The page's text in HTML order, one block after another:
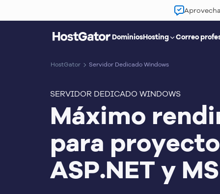
DominiosHosting Correo
HostGator Servidor Dedicado Windows
SERVIDOR DEDICADO WINDOWS
Máximo
para
ASP.NET y